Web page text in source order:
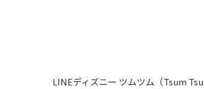
LINEディズニー ツムツム（Tsum